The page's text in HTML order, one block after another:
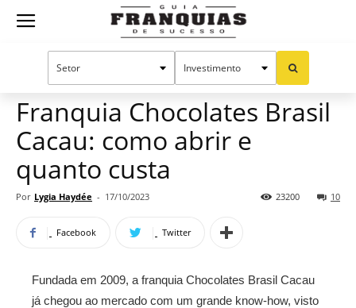
Guia
Mercado de franquias
Franquia Chocolates Brasil
Cacau: como abrir e
quanto custa
Por Lygia Haydée - 17/10/2023 10
23200
Facebook Twitter
Fundada em 2009, a franquia Chocolates Brasil Cacau
já chegou ao mercado com um grande know-how, visto